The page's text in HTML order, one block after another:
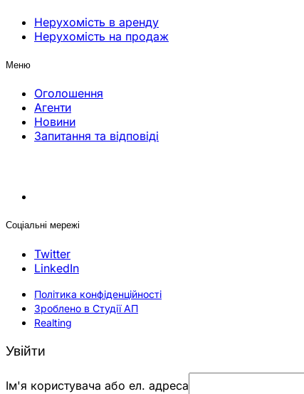
Нерухомість в аренду
Нерухомість на продаж
Меню
Оголошення
Агенти
Новини
Запитання та відповіді
Соціальні мережі
Twitter
LinkedIn
Політика конфіденційності
Зроблено в Студії АП
Realting
Увійти
Ім'я користувача або ел. адреса